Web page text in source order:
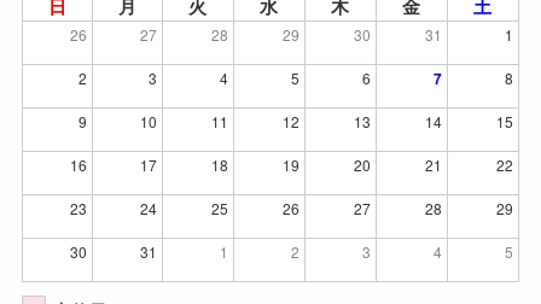
日 月 火 水 木 金 土
26 27 28 29 30 31 1
2 3 4 5 6 7 8
9 10 11 12 13 14 15
16 17 18 19 20 21 22
23 24 25 26 27 28 29
30 31 1 2 3 4 5